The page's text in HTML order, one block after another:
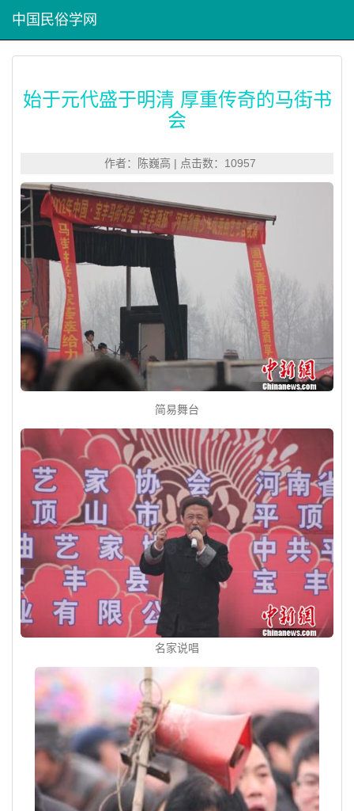
中国民俗学网
始于元代盛于明清 厚重传奇的马街书
会
作者：陈巍高 | 点击数：10957
简易舞台
名家说唱